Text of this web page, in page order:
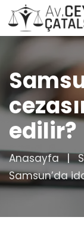
edilir?
Anasayfa
Samsun’da